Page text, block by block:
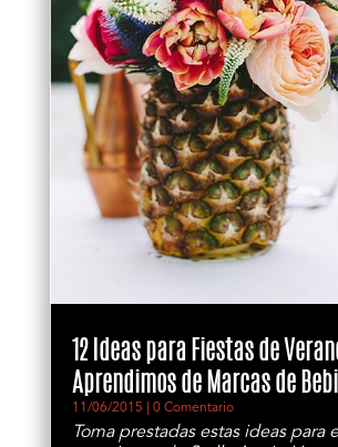
12 Ideas para Fiestas de
Aprendimos de Marcas de
11/06/2015 | 0 Comentario
Toma prestadas estas ideas para